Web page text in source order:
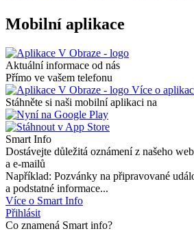
Mobilní aplikace
Aktuální informace od nás
Přímo ve vašem telefonu
Více o
Stáhněte si naši mobilní aplikaci na
Smart Info
Dostávejte důležitá oznámení z našeho
a e-mailů
Například: Pozvánky na připravované
a podstatné informace...
Více o Smart Info
Přihlásit
Co znamená Smart info?